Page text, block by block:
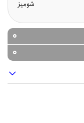
شومیز
0
0